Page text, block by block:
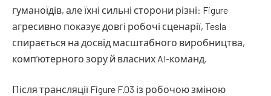
гуманоїдів, але їхні сильні сторони різні: Figure
агресивно показує довгі робочі сценарії, Tesla
спирається на досвід масштабного виробництва,
комп’ютерного зору й власних AI-команд.
Після трансляції Figure F.03 із робочою зміною